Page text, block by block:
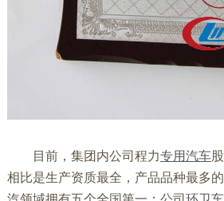
目前，集团内公司程力专用汽车
相比是生产资质最全，产品品种最多